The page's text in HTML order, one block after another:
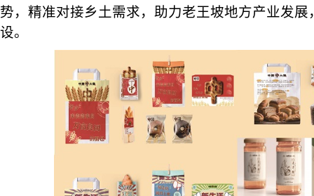
势，精准对接乡土需求，助力老王坡地方产业发展
设。